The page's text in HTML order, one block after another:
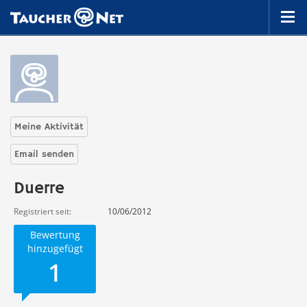
Meine Aktivität
Email senden
Duerre
Registriert seit 10/06/2012
Bewertung
hinzugefügt
1